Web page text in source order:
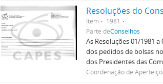
Resoluções do
Item
1981
Parte deConselhos
As Resoluções 01/1981
dos pedidos de bolsas
dos Presidentes das
Coordenação de